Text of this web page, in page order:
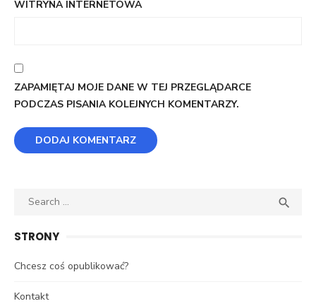
WITRYNA INTERNETOWA
ZAPAMIĘTAJ MOJE DANE W TEJ PRZEGLĄDARCE
PODCZAS PISANIA KOLEJNYCH KOMENTARZY.
Search

STRONY
Chcesz coś opublikować?
Kontakt